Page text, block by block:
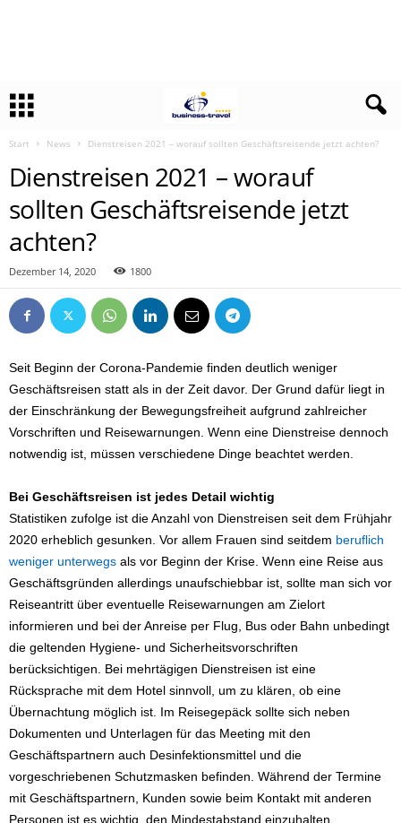
Start News Dienstreisen 2021 – worauf sollten Geschäftsreisende jetzt achten?
Dienstreisen 2021 – worauf
sollten Geschäftsreisende jetzt
achten?
Dezember 14, 2020 1800
Seit Beginn der Corona-Pandemie finden deutlich weniger
Geschäftsreisen statt als in der Zeit davor. Der Grund dafür liegt in
der Einschränkung der Bewegungsfreiheit aufgrund zahlreicher
Vorschriften und Reisewarnungen. Wenn eine Dienstreise dennoch
notwendig ist, müssen verschiedene Dinge beachtet werden.
Bei Geschäftsreisen ist jedes Detail wichtig
Statistiken zufolge ist die Anzahl von Dienstreisen seit dem Frühjahr
2020 erheblich gesunken. Vor allem Frauen sind seitdem beruflich
weniger unterwegs als vor Beginn der Krise. Wenn eine Reise aus
Geschäftsgründen allerdings unaufschiebbar ist, sollte man sich vor
Reiseantritt über eventuelle Reisewarnungen am Zielort
informieren und bei der Anreise per Flug, Bus oder Bahn unbedingt
die geltenden Hygiene- und Sicherheitsvorschriften
berücksichtigen. Bei mehrtägigen Dienstreisen ist eine
Rücksprache mit dem Hotel sinnvoll, um zu klären, ob eine
Übernachtung möglich ist. Im Reisegepäck sollte sich neben
Dokumenten und Unterlagen für das Meeting mit den
Geschäftspartnern auch Desinfektionsmittel und die
vorgeschriebenen Schutzmasken befinden. Während der Termine
mit Geschäftspartnern, Kunden sowie beim Kontakt mit anderen
Personen ist es wichtig, den Mindestabstand einzuhalten.